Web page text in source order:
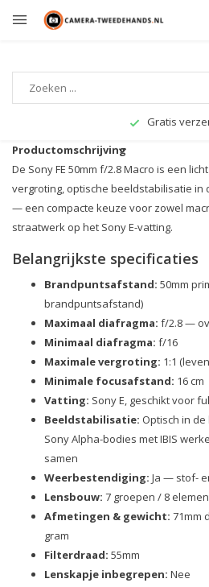
Gratis
Productomschrijving
De Sony FE 50mm f/2.8 Macro is een
vergroting, optische beeldstabilisatie in
— een compacte keuze voor zowel
straatwerk op het Sony E-vatting.
Belangrijkste specificaties
Brandpuntsafstand: 50mm
brandpuntsafstand)
Maximaal diafragma: f/2.8 —
Minimaal diafragma: f/16
Maximale vergroting: 1:1
Minimale focusafstand: 16 cm
Vatting: Sony E, geschikt voor
Beeldstabilisatie: Optisch in de
Sony Alpha-bodies met IBIS
samen
Weerbestendiging: Ja — stof-
Lensbouw: 7 groepen / 8
Afmetingen & gewicht: 71mm
gram
Filterdraad: 55mm
Lenskapje inbegrepen: Nee